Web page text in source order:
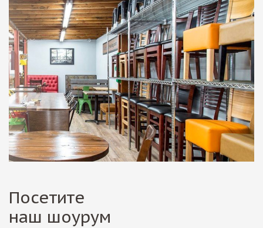
Посетите
наш шоурум